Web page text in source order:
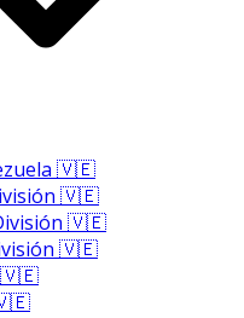
🇻🇪
🇻🇪
🇻🇪
🇻🇪
🇻🇪
🇻🇪